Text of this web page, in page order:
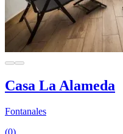
Casa La Alameda
Fontanales
(0)